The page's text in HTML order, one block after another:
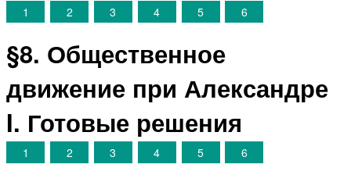
1 2 3 4 5 6
§8. Общественное
движение при Александре
I. Готовые решения
1 2 3 4 5 6